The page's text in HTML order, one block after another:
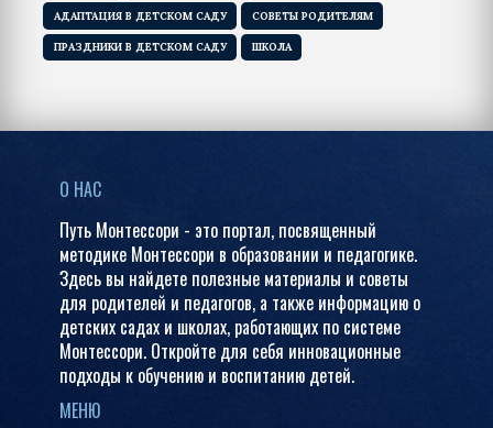
АДАПТАЦИЯ В ДЕТСКОМ САДУ СОВЕТЫ РОДИТЕЛЯМ
ПРАЗДНИКИ В ДЕТСКОМ САДУ ШКОЛА
О НАС
Путь Монтессори - это портал, посвященный
методике Монтессори в образовании и педагогике.
Здесь вы найдете полезные материалы и советы
для родителей и педагогов, а также информацию о
детских садах и школах, работающих по системе
Монтессори. Откройте для себя инновационные
подходы к обучению и воспитанию детей.
МЕНЮ